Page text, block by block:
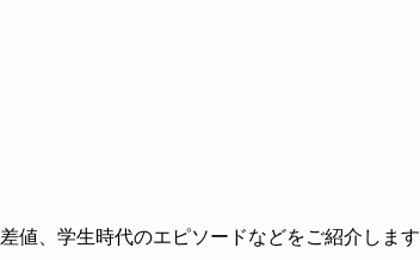
値、学生時代のエピソードなどをご紹介します